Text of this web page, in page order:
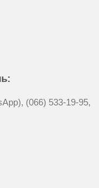
(066) 533-19-95,